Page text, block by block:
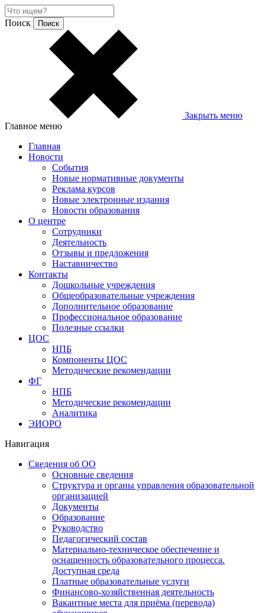
Поиск
Закрыть меню
Главное меню
Главная
Новости
События
Новые нормативные документы
Реклама курсов
Новые электронные издания
Новости образования
О центре
Сотрудники
Деятельность
Отзывы и предложения
Наставничество
Контакты
Дошкольные учреждения
Общеобразовательные учреждения
Дополнительное образование
Профессиональное образование
Полезные ссылки
ЦОС
НПБ
Компоненты ЦОС
Методические рекомендации
ФГ
НПБ
Методические рекомендации
Аналитика
ЭИОРО
Навигация
Сведения об ОО
Основные сведения
Структура и органы управления образовательной
организацией
Документы
Образование
Руководство
Педагогический состав
Материально-техническое обеспечение и
оснащенность образовательного процесса.
Доступная среда
Платные образовательные услуги
Финансово-хозяйственная деятельность
Вакантные места для приёма (перевода)